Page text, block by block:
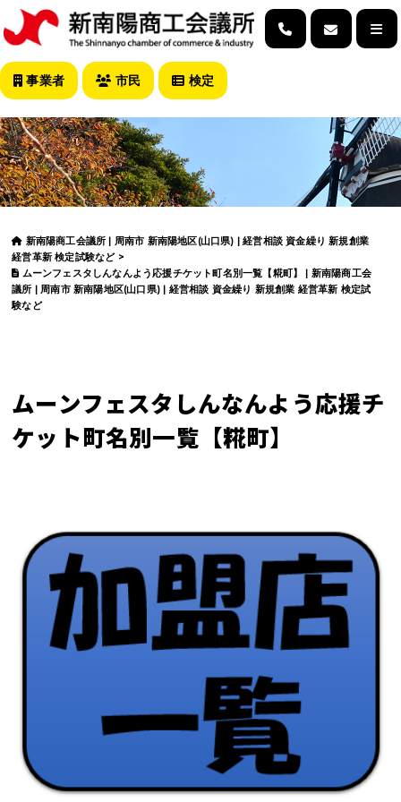
事業者 市民 検定
新南陽商工会議所 | 周南市 新南陽地区(山口県) | 経営相談 資金繰り 新規創業
経営革新 検定試験など>
ムーンフェスタしんなんよう応援チケット町名別一覧【糀町】 | 新南陽商工会
議所 | 周南市 新南陽地区(山口県) | 経営相談 資金繰り 新規創業 経営革新 検定試
験など
ムーンフェスタしんなんよう応援チ
ケット町名別一覧【糀町】